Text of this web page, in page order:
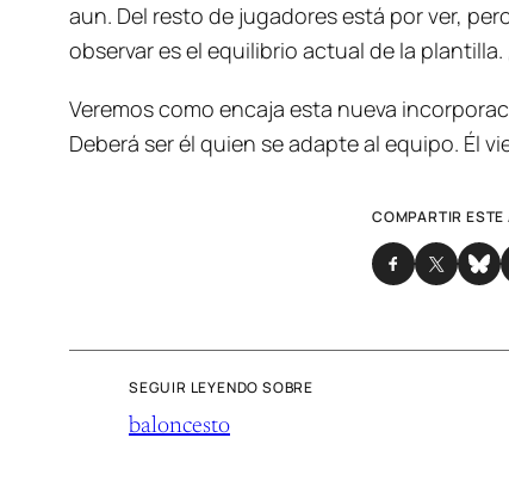
aun. Del resto de jugadores está por ver,
observar es el equilibrio actual de la
Veremos como encaja esta nueva
Deberá ser él quien se adapte al equipo. Él
COMPARTIR
SEGUIR LEYENDO SOBRE
baloncesto